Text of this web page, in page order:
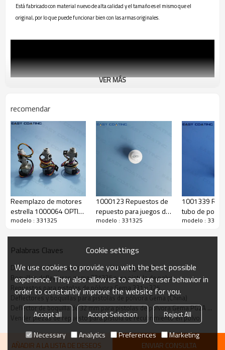
Está fabricado con material nuevo de alta calidad y el tamaño es el mismo que el
original, por lo que puede funcionar bien con las armas originales.
VER MÁS
recomendar
Reemplazo de motores
estrella 1000064 OPTI
en el controlador de
modelo : 331325
1000123 Repuestos de
repuesto para juegos de
boquillas de pintura
modelo : 331325
1001339
tubo de polvo
para la
modelo :
Palabras Claves
Deflectores d32 para pistolas de pólvora pgc1 pg2a
Boquillas deflectoras gema 331325 para pistola de polvo
Repuestos para pistolas de pólvora Gema 331 y 325
Deflectores y boquillas para pistolas de pólvora Gema (China)
Deflector de boquilla de 32 mm para pistolas de pólvora Gema PG2A PGC1
Vender piezas de repuesto para pistola de recubrimiento en polvo
AÑADIR A LA LISTA DE DESEOS ENVIAR CONSULTA
Cookie settings
We use cookies to provide you with the best possible
experience. They also allow us to analyze user behavior in
order to constantly improve the website for you.
Accept all Accept Selection
Reject All
Necessary
Analytics Preferences Marketing